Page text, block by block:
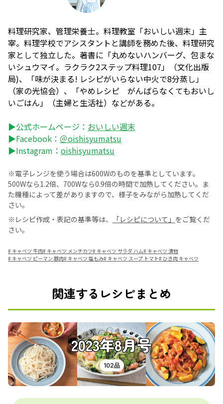
料理研究家、管理栄養士。料理教室「おいしい週末」主
宰。料理学校でアシスタントと講師を務めた後、料理研究
家として独立した。著書に「丸めないハンバーグ、包まな
いシュウマイ。ラクラク2ステップ料理107」（文化出版
局)、「味が決まる! レシピがいらない中火で8分蒸し」
（家の光協会）、「やめレシピ がんばらなくてもおいし
いごはん」（主婦と生活社）などがある。
▶公式ホームページ： おいしい週末
▶Facebook： ＠oishisyumatsu
▶Instagram： oishisyumatsu
※電子レンジを使う場合は600Wのものを基準としています。
500Wなら1.2倍、700Wなら0.9倍の時間で加熱してください。ま
た機種によって差がありますので、様子をみながら加熱してくだ
さい。
※レシピ作成・表記の基準等は、
「レシピについて」 をご覧くだ
さい。
# キャベツ 牛肉# キャベツ メンチカツ# キャベツ サラダ ハム# キャベツ 漬物
# キャベツ ピーマン 豚肉# キャベツ 塩もみ# キャベツ スープ トマト# ひき肉 キャベツ
関連するレシピまとめ
2023年8月号
102品